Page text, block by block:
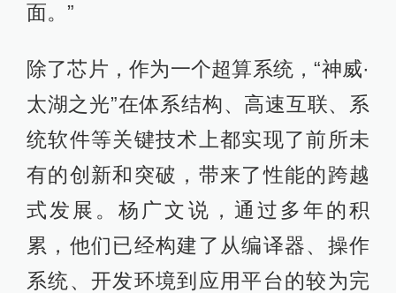
面。”
除了芯片，作为一个超算系统，“神威·
太湖之光”在体系结构、高速互联、系
统软件等关键技术上都实现了前所未
有的创新和突破，带来了性能的跨越
式发展。杨广文说，通过多年的积
累，他们已经构建了从编译器、操作
系统、开发环境到应用平台的较为完